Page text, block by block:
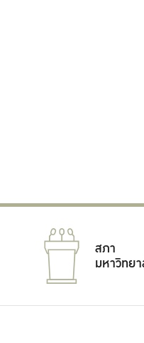
สภา
มหาวิทย